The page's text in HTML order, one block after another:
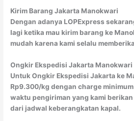
Kirim Barang Jakarta Manokwari
Dengan adanya LOPExpress
lagi ketika mau kirim barang ke
mudah karena kami selalu
Ongkir Ekspedisi Jakarta Manokwari
Untuk Ongkir Ekspedisi Jakarta ke
Rp9.300/kg dengan charge
waktu pengiriman yang kami
dari jadwal keberangkatan kapal.